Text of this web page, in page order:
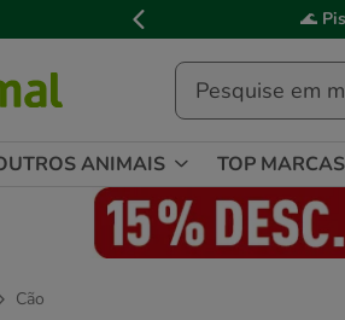
de
mensagem,
🌊
ANIMAIS TOP MARCAS
Cão